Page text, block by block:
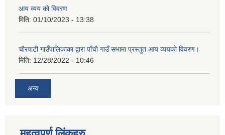
आय व्यय को विवरण
मिति: 01/10/2023 - 13:38
चाैरपाटी गाउँपालिकाका द्वारा पाँचाै गाउँ सभामा प्रस्तुत आय व्ययकाे विवरण।
मिति: 12/28/2022 - 10:46
अन्य